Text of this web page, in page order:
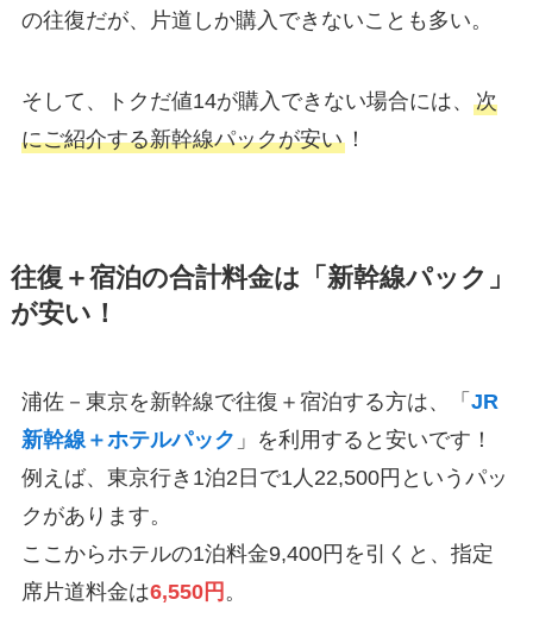
の往復だが、片道しか購入できないことも多い。
そして、トクだ値14が購入できない場合には、 次
にご紹介する新幹線パックが安い！
往復＋宿泊の合計料金は「新幹線パック」
が安い！
浦佐－東京を新幹線で往復＋宿泊する方は、「 JR
新幹線＋ホテルパック 」を利用すると安いです！
例えば、東京行き1泊2日で1人22,500円というパッ
クがあります。
ここからホテルの1泊料金9,400円を引くと、指定
席片道料金は6,550円 。